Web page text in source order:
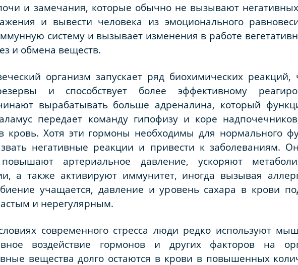
и замечания, которые обычно не вызывают негативных
и вывести человека из эмоционального
систему и вызывает изменения в работе
и обмена веществ.
организм запускает ряд биохимических реакций,
и способствует более эффективному
вырабатывать больше адреналина, который
передает команду гипофизу и коре
кровь. Хотя эти гормоны необходимы для нормального
негативные реакции и привести к заболеваниям.
артериальное давление, ускоряют
а также активируют иммунитет, иногда вызывая
учащается, давление и уровень сахара в крови
и нерегулярным.
современного стресса люди редко используют
воздействие гормонов и других факторов на
вещества долго остаются в крови в повышенных